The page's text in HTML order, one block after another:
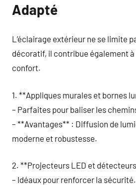
Adapté
L’éclairage extérieur ne se limite
décoratif, il contribue également
confort.
1. **Appliques murales et bornes
– Parfaites pour baliser les
– **Avantages** : Diffusion de
moderne et robustesse.
2. **Projecteurs LED et
– Idéaux pour renforcer la sécurité.